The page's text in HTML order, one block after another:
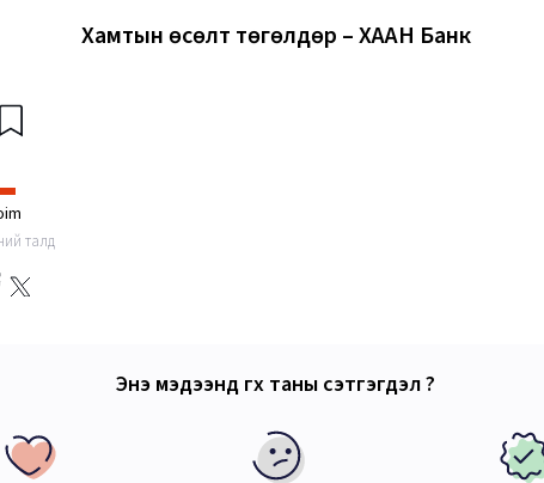
Хамтын өсөлт төгөлдөр – ХААН Банк
талд
Энэ мэдээнд өгөх таны сэтгэгдэл ?